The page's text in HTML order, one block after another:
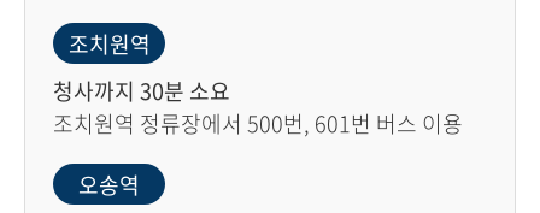
조치원역
청사까지 30분 소요
조치원역 정류장에서 500번, 601번 버스 이용
오송역